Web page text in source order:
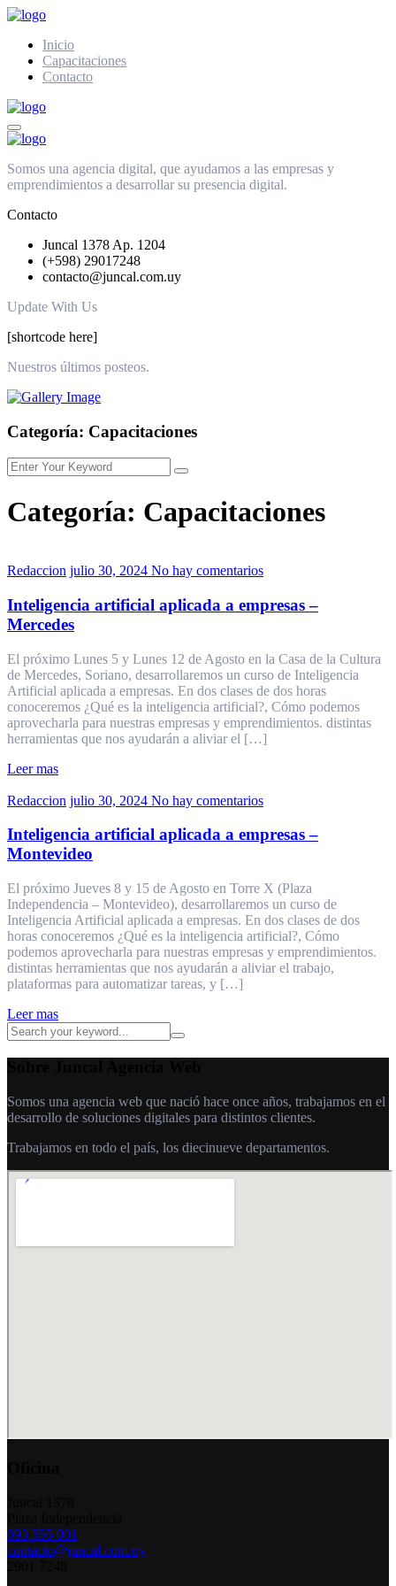
Inicio
Capacitaciones
Contacto
Somos una agencia digital, que ayudamos a las empresas y
emprendimientos a desarrollar su presencia digital.
Contacto
Juncal 1378 Ap. 1204
(+598) 29017248
contacto@juncal.com.uy
Update With Us
[shortcode here]
Nuestros últimos posteos.
Categoría: Capacitaciones
Categoría: Capacitaciones
Redaccion julio 30, 2024 No hay comentarios
Inteligencia artificial aplicada a empresas –
Mercedes
El próximo Lunes 5 y Lunes 12 de Agosto en la Casa de la Cultura
de Mercedes, Soriano, desarrollaremos un curso de Inteligencia
Artificial aplicada a empresas. En dos clases de dos horas
conoceremos ¿Qué es la inteligencia artificial?, Cómo podemos
aprovecharla para nuestras empresas y emprendimientos. distintas
herramientas que nos ayudarán a aliviar el […]
Leer mas
Redaccion julio 30, 2024 No hay comentarios
Inteligencia artificial aplicada a empresas –
Montevideo
El próximo Jueves 8 y 15 de Agosto en Torre X (Plaza
Independencia – Montevideo), desarrollaremos un curso de
Inteligencia Artificial aplicada a empresas. En dos clases de dos
horas conoceremos ¿Qué es la inteligencia artificial?, Cómo
podemos aprovecharla para nuestras empresas y emprendimientos.
distintas herramientas que nos ayudarán a aliviar el trabajo,
plataformas para automatizar tareas, y […]
Leer mas
Somos una agencia web que nació hace once años, trabajamos en el
desarrollo de soluciones digitales para distintos clientes.
Trabajamos en todo el país, los diecinueve departamentos.
093 555 001
contacto@juncal.com.uy